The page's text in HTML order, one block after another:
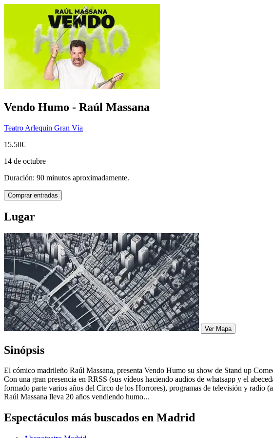
Vendo Humo - Raúl Massana
Teatro Arlequín Gran Vía
15.50€
14 de octubre
Duración: 90 minutos aproximadamente.
Comprar entradas
Lugar
Ver Mapa
Sinópsis
El cómico madrileño Raúl Massana, presenta Vendo Humo su show de Stand up
Con una gran presencia en RRSS (sus vídeos haciendo audios de whatsapp y el
formado parte varios años del Circo de los Horrores), programas de televisión y radio
Raúl Massana lleva 20 años vendiendo humo...
Espectáculos más buscados en Madrid